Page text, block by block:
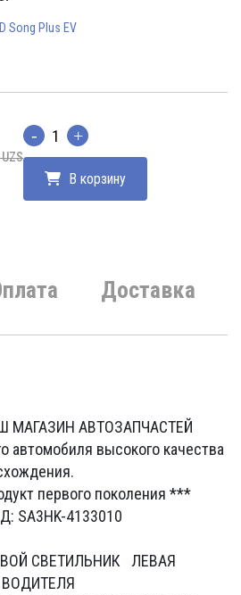
Song Plus EV
UZS
Количество
В корзину
Доставка
МАГАЗИН АВТОЗАПЧАСТЕЙ
автомобиля высокого качества
первого поколения ***
SA3HK-4133010
СВЕТИЛЬНИК ЛЕВАЯ